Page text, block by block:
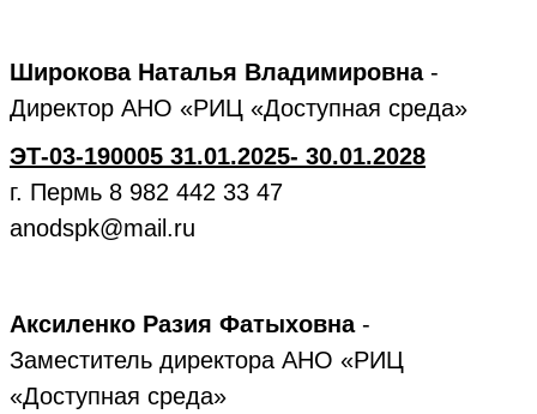
Широкова Наталья Владимировна-
Директор АНО «РИЦ «Доступная среда»
ЭТ-03-190005 31.01.2025- 30.01.2028
г. Пермь 8 982 442 33 47
anodspk@mail.ru
Аксиленко Разия Фатыховна-
Заместитель директора АНО «РИЦ
«Доступная среда»